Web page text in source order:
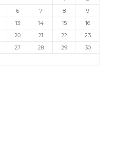
6 7 8
9
13 14 15
16
20 21 22
23
27 28 29
30